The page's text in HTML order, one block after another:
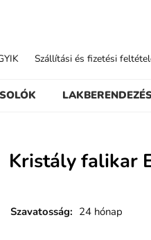
Szállítási és fizetési
Kristály falikar
Szavatosság: 24 hónap